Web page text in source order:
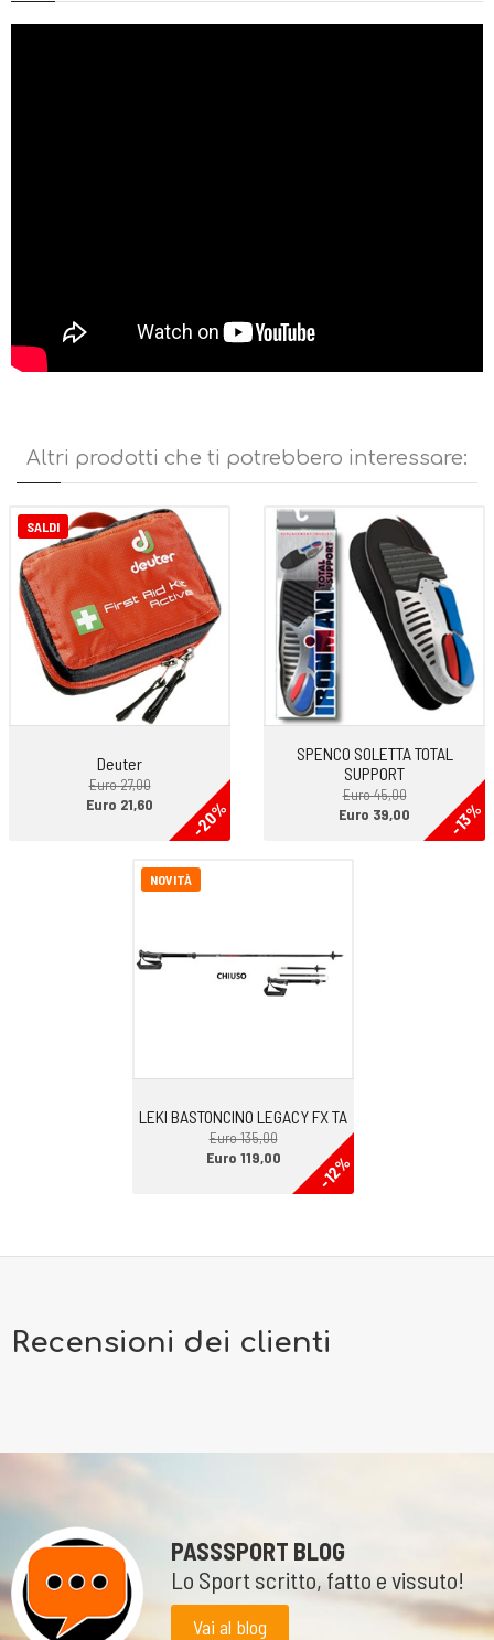
L’allacciatura differenziata tra parte superiore ed inferiore permette
Altri prodotti che ti potrebbero interessare:
SALDI
Deuter
Euro 27,00
-20%
Euro 21,60
SPENCO SOLETTA TOTAL
SUPPORT
Euro 45,00
-13%
Euro 39,00
NOVITÀ
LEKI BASTONCINO LEGACY FX TA
Euro 135,00
-12%
Euro 119,00
Recensioni dei clienti
PASSSPORT BLOG
Lo Sport scritto, fatto e vissuto!
Vai al blog